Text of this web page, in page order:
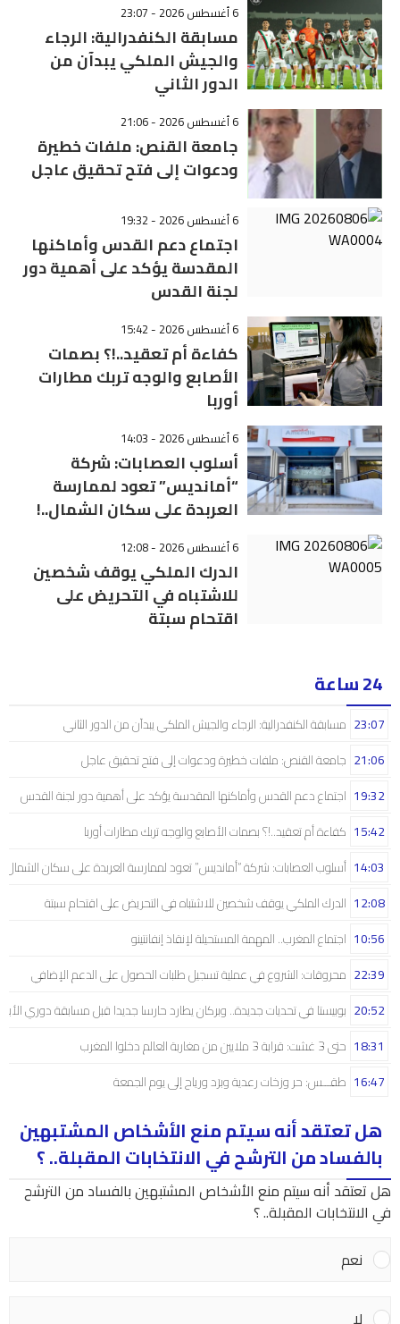
6 أغسطس 2026 - 23:07
مسابقة الكنفدرالية: الرجاء
والجيش الملكي يبدآن من
الدور الثاني
6 أغسطس 2026 - 21:06
جامعة القنص: ملفات خطيرة
ودعوات إلى فتح تحقيق عاجل
6 أغسطس 2026 - 19:32
اجتماع دعم القدس وأماكنها
المقدسة يؤكد على أهمية دور
لجنة القدس
6 أغسطس 2026 - 15:42
كفاءة أم تعقيد..!؟ بصمات
الأصابع والوجه تربك مطارات
أوربا
6 أغسطس 2026 - 14:03
أسلوب العصابات: شركة
“أمانديس” تعود لممارسة
العربدة على سكان الشمال..!
6 أغسطس 2026 - 12:08
الدرك الملكي يوقف شخصين
للاشتباه في التحريض على
اقتحام سبتة
24 ساعة
مسابقة الكنفدرالية: الرجاء والجيش الملكي يبدآن من الدور الثاني 23:07
جامعة القنص: ملفات خطيرة ودعوات إلى فتح تحقيق عاجل 21:06
اجتماع دعم القدس وأماكنها المقدسة يؤكد على أهمية دور لجنة القدس 19:32
كفاءة أم تعقيد..!؟ بصمات الأصابع والوجه تربك مطارات أوربا 15:42
أسلوب العصابات: شركة “أمانديس” تعود لممارسة العربدة على سكان 14:03
الدرك الملكي يوقف شخصين للاشتباه في التحريض على اقتحام سبتة 12:08
اجتماع المغرب.. المهمة المستحيلة لإنقاذ إنفانتينو 10:56
محروقات: الشروع في عملية تسجيل طلبات الحصول على الدعم الإضافي 22:39
بوبيستا في تحديات جديدة.. وبركان يطارد حارسا جديدا قبل مسابقة دوري 20:52
حتى 3 غشت: قرابة 3 ملايين من مغاربة العالم دخلوا المغرب 18:31
طقـــس: حر وزخات رعدية وبرَد ورياح إلى يوم الجمعة 16:47
هل تعتقد أنه سيتم منع الأشخاص المشتبهين
بالفساد من الترشح في الانتخابات المقبلة.. ؟
هل تعتقد أنه سيتم منع الأشخاص المشتبهين بالفساد من الترشح
في الانتخابات المقبلة.. ؟
نعم
لا